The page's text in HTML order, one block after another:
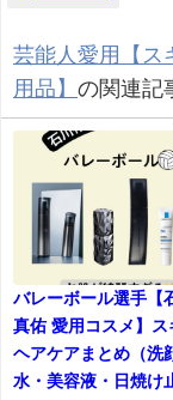
芸能人愛用【ス
用品】 の関連記
バレーボール選手【
真佑 愛用コスメ】ス
ヘアケアまとめ（洗
水・美容液・日焼け